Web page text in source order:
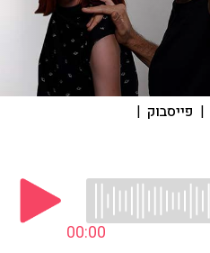
| פייסבוק |
00:00